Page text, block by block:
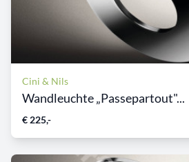
Cini & Nils
Wandleuchte „Passepartout"...
€ 225,-